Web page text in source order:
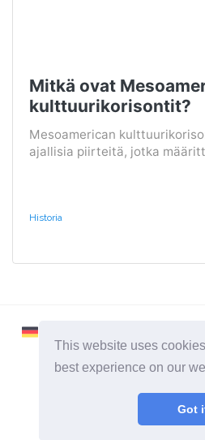
This website uses
best experience on our
Got
Mitkä ovat
kulttuurikorisontit?
Mesoamerican
ajallisia piirteitä, jotka
Historia
2026 ©
Kaikki